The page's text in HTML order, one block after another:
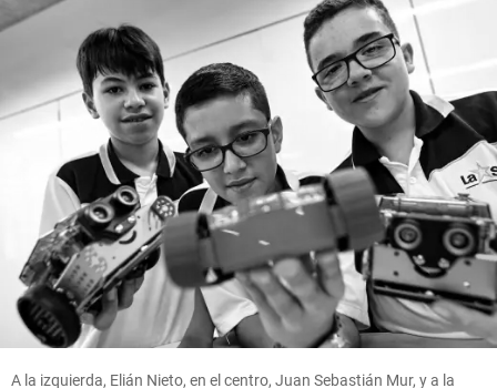
A la izquierda, Elián Nieto, en el centro, Juan Sebastián Mur, y a la